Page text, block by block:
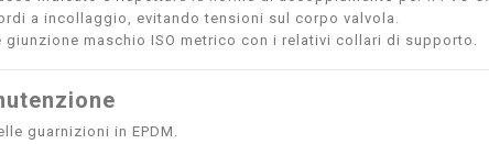
a incollaggio, evitando tensioni sul corpo valvola.
maschio ISO metrico con i relativi collari di supporto.
guarnizioni in EPDM.